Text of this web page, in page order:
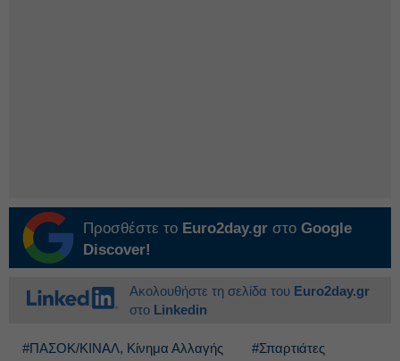
Προσθέστε το Euro2day.gr στο Google
Discover!
Ακολουθήστε τη σελίδα του Euro2day.gr
στο Linkedin
#ΠΑΣΟΚ/ΚΙΝΑΛ, Κίνημα Αλλαγής #Σπαρτιάτες